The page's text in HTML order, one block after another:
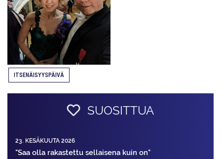
ITSENÄISYYSPÄIVÄ
SUOSITTUA
23. KESÄKUUTA 2026
"Saa olla rakastettu sellaisena kuin on"